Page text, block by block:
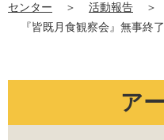
センター
＞ 活動報告 ＞
『皆既月食観察会』無事終
ア